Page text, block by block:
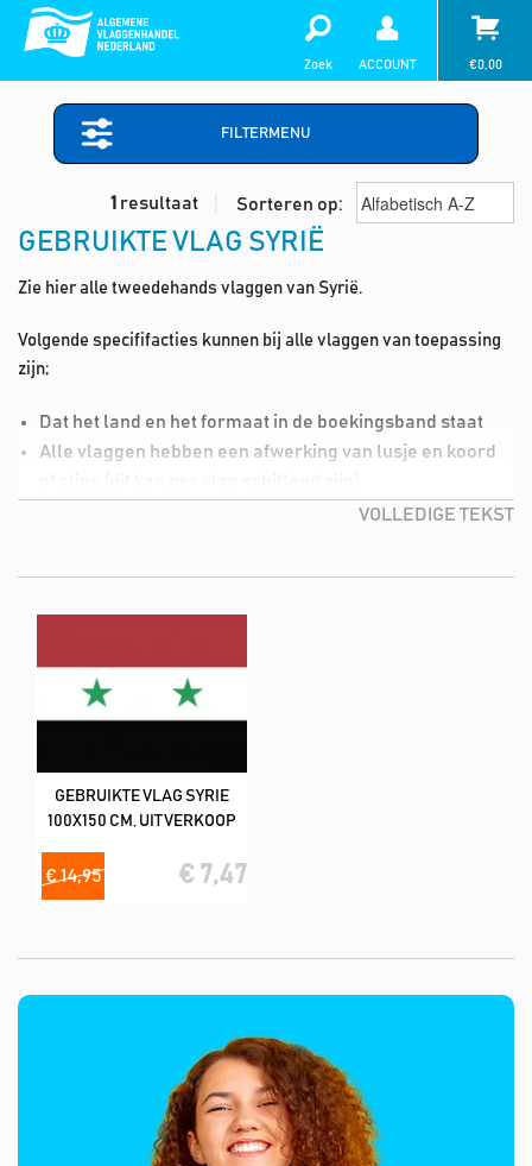
Zoek ACCOUNT €0,00
FILTERMENU
1 resultaat Sorteren op:
GEBRUIKTE VLAG SYRIË
Zie hier alle tweedehands vlaggen van Syrië.
Volgende specififacties kunnen bij alle vlaggen van toepassing
zijn;
Dat het land en het formaat in de boekingsband staat
Alle vlaggen hebben een afwerking van lusje en koord
Lichte vlekjes in de vlag (deze kan je dmv de wasmiddel,
100x150 cm
VOLLEDIGE TEKST
GEBRUIKTE VLAG SYRIE
100X150 CM, UITVERKOOP
€ 14,95 € 7,47